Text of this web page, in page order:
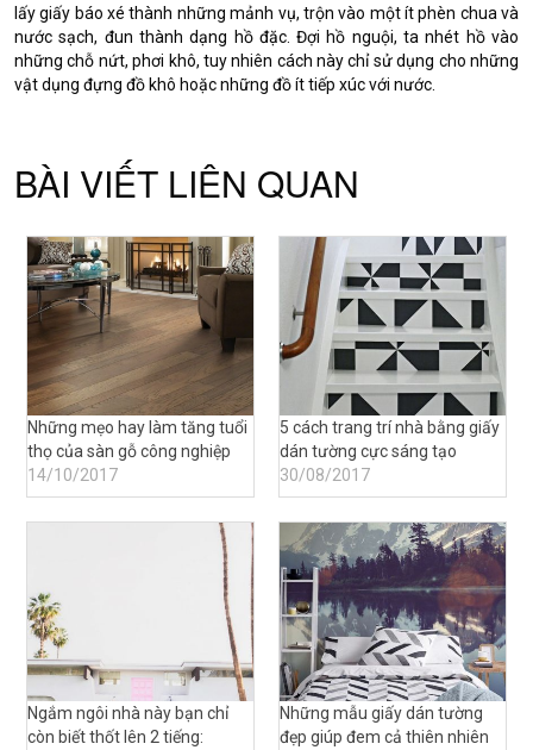
lấy giấy báo xé thành những mảnh vụ, trộn vào một ít phèn chua và
nước sạch, đun thành dạng hồ đặc. Đợi hồ nguội, ta nhét hồ vào
những chỗ nứt, phơi khô, tuy nhiên cách này chỉ sử dụng cho những
vật dụng đựng đồ khô hoặc những đồ ít tiếp xúc với nước.
BÀI VIẾT LIÊN QUAN
Những mẹo hay làm tăng tuổi
thọ của sàn gỗ công nghiệp
14/10/2017
5 cách trang trí nhà bằng giấy
dán tường cực sáng tạo
30/08/2017
Ngắm ngôi nhà này bạn chỉ
còn biết thốt lên 2 tiếng:
Những mẫu giấy dán tường
đẹp giúp đem cả thiên nhiên